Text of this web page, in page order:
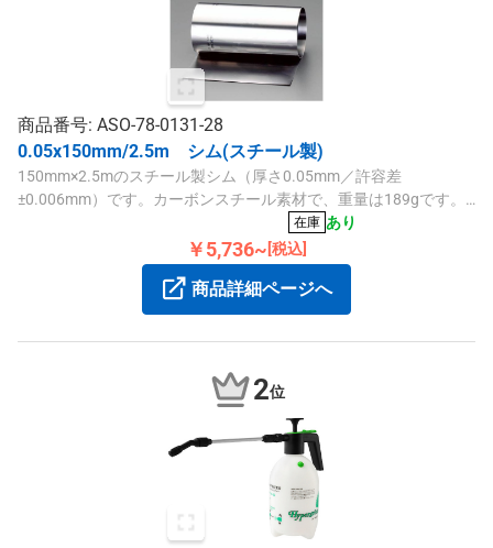
商品番号: ASO-78-0131-28
0.05x150mm/2.5m シム(スチール製)
150mm×2.5mのスチール製シム（厚さ0.05mm／許容差
±0.006mm）です。カーボンスチール素材で、重量は189gです。
在庫 あり
￥5,736~ [税込]
商品詳細ページへ
2位